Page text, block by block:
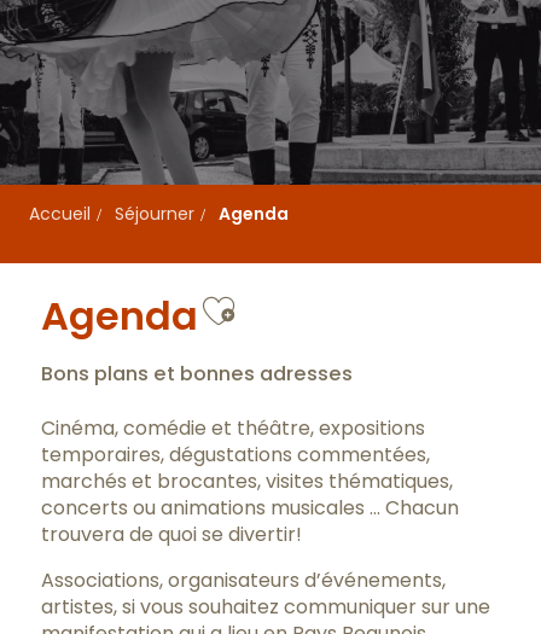
Accueil Séjourner Agenda
AgendaAjouter aux
Bons plans et bonnes adresses
Cinéma, comédie et théâtre, expositions
temporaires, dégustations commentées,
marchés et brocantes, visites thématiques,
concerts ou animations musicales … Chacun
trouvera de quoi se divertir!
Associations, organisateurs d’événements,
artistes, si vous souhaitez communiquer sur une